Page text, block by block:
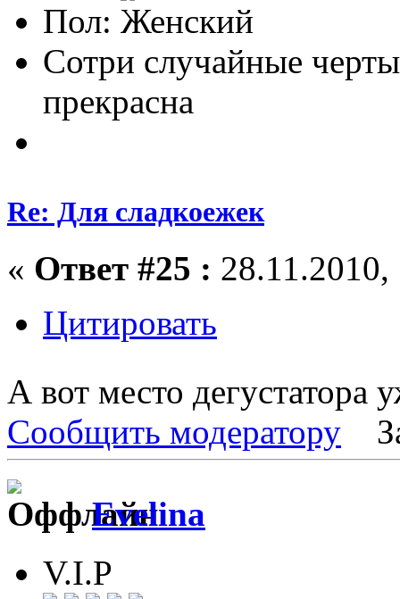
Пол:
Сотри случайные
прекрасна
Re: Для сладкоежек
« Ответ #25 :
Цитировать
А вот место дегустатора
Сообщить модератору
Evelina
V.I.P